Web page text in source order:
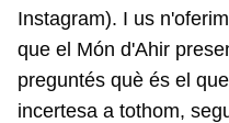
Instagram). I us
que el Món d'Ahir
preguntés què és el
incertesa a tothom,